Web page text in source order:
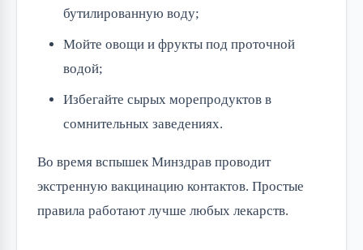
бутилированную воду;
Мойте овощи и фрукты под проточной
водой;
Избегайте сырых морепродуктов в
сомнительных заведениях.
Во время вспышек Минздрав проводит
экстренную вакцинацию контактов. Простые
правила работают лучше любых лекарств.